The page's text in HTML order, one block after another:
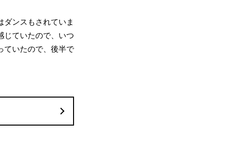
ンスもされていま
じていたので、いつ
ていたので、後半で